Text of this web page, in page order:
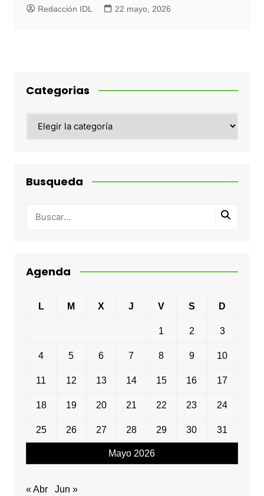
Redacción IDL 22 mayo, 2026
Categorias
Busqueda
Agenda
Mayo 2026
L M X J V S D
1 2 3
4 5 6 7 8 9 10
11 12 13 14 15 16 17
18 19 20 21 22 23 24
25 26 27 28 29 30 31
« Abr Jun »